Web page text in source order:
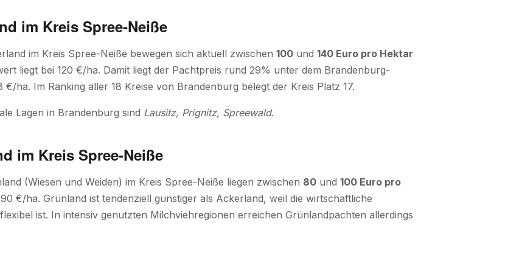
im Kreis Spree-Neiße
im Kreis Spree-Neiße bewegen sich aktuell zwischen 100 und 140 Euro pro Hektar
liegt bei 120 €/ha. Damit liegt der Pachtpreis rund 29% unter dem Brandenburg-
€/ha. Im Ranking aller 18 Kreise von Brandenburg belegt der Kreis Platz 17.
Lagen in Brandenburg sind Lausitz, Prignitz, Spreewald.
im Kreis Spree-Neiße
(Wiesen und Weiden) im Kreis Spree-Neiße liegen zwischen 80 und 100 Euro pro
€/ha. Grünland ist tendenziell günstiger als Ackerland, weil die wirtschaftliche
ist. In intensiv genutzten Milchviehregionen erreichen Grünlandpachten allerdings